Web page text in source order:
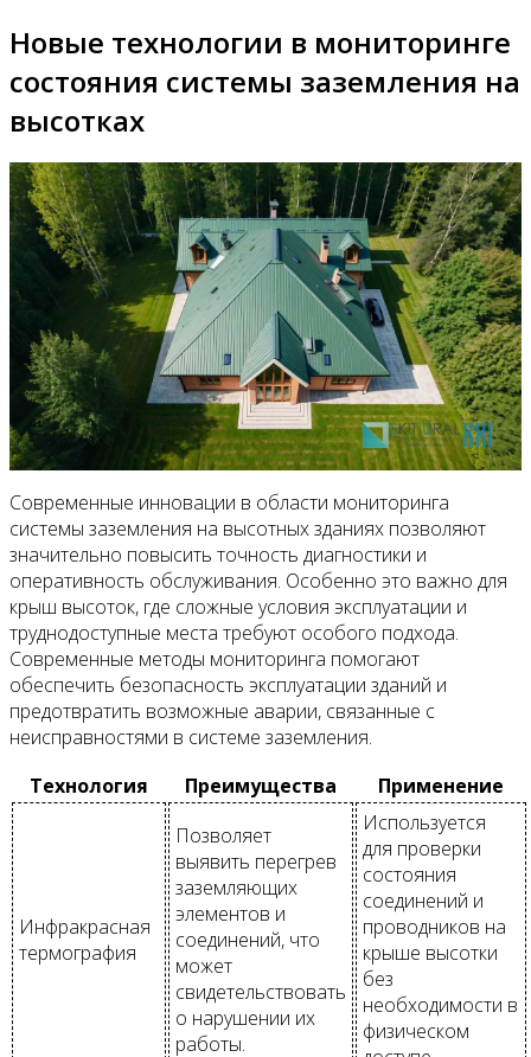
Новые технологии в мониторинге
состояния системы заземления на
высотках
Современные инновации в области мониторинга
системы заземления на высотных зданиях позволяют
значительно повысить точность диагностики и
оперативность обслуживания. Особенно это важно для
крыш высоток, где сложные условия эксплуатации и
труднодоступные места требуют особого подхода.
Современные методы мониторинга помогают
обеспечить безопасность эксплуатации зданий и
предотвратить возможные аварии, связанные с
неисправностями в системе заземления.
Технология
Преимущества Применение
Инфракрасная
термография
Позволяет
выявить перегрев
заземляющих
элементов и
соединений, что
может
свидетельствовать
о нарушении их
работы.
Используется
для проверки
состояния
соединений и
проводников на
крыше высотки
без
необходимости в
физическом